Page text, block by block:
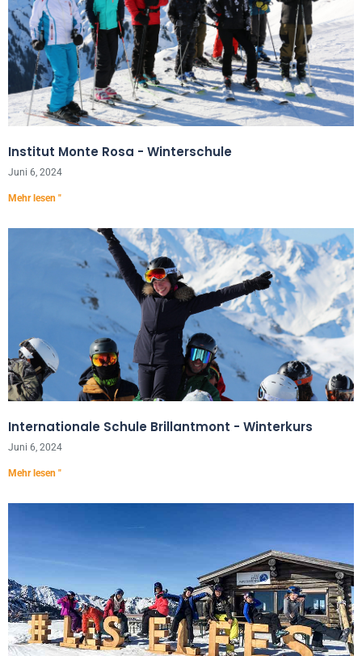
Institut Monte Rosa - Winterschule
Juni 6, 2024
Mehr lesen "
Internationale Schule Brillantmont - Winterkurs
Juni 6, 2024
Mehr lesen "